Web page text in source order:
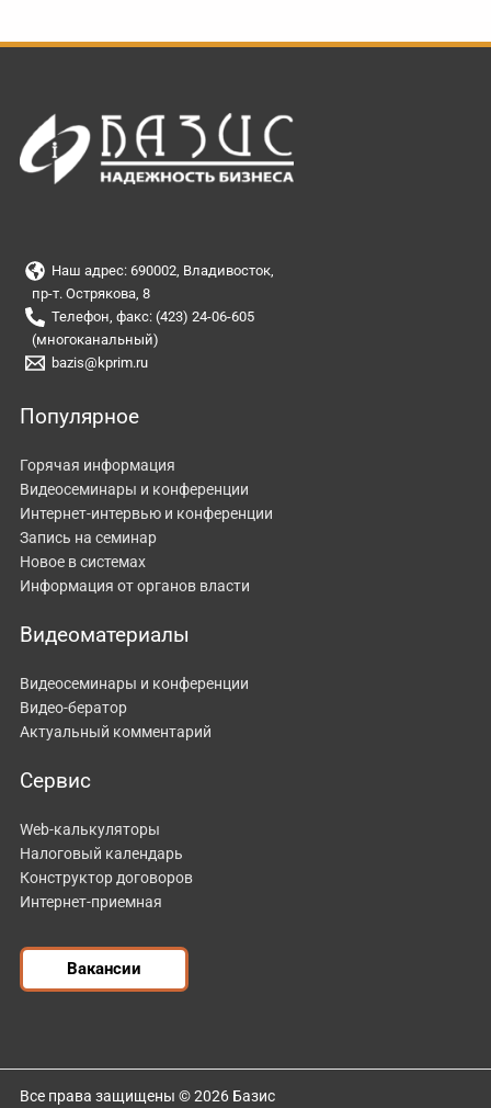
Наш адрес: 690002, Владивосток,
пр-т. Острякова, 8
Телефон, факс: (423) 24-06-605
(многоканальный)
bazis@kprim.ru
Популярное
Горячая информация
Видеосеминары и конференции
Интернет-интервью и конференции
Запись на семинар
Новое в системах
Информация от органов власти
Видеоматериалы
Видеосеминары и конференции
Видео-бератор
Актуальный комментарий
Сервис
Web-калькуляторы
Налоговый календарь
Конструктор договоров
Интернет-приемная
Вакансии
Все права защищены © 2026 Базис